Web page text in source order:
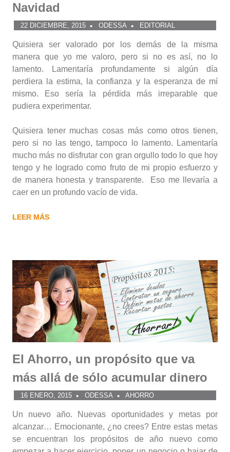
Navidad
22 DICIEMBRE, 2015 ODESSA EDITORIAL
Quisiera ser valorado por los demás de la misma
manera que yo me valoro, pero si no es así, no lo
lamento. Lamentaría profundamente si algún día
perdiera la estima, la confianza y la esperanza de mí
mismo. Eso sería la pérdida más irreparable que
pudiera experimentar.
Quisiera tener muchas cosas más como otros tienen,
pero si no las tengo, tampoco lo lamento. Lamentaría
mucho más no disfrutar con gran orgullo todo lo que hoy
tengo y he logrado como fruto de mi propio esfuerzo y
de manera honesta y transparente. Eso me llevaría a
caer en un profundo vacío de vida.
LEER MÁS
El Ahorro, un propósito que va
más allá de sólo acumular dinero
16 ENERO, 2015 ODESSA AHORRO
Un nuevo año. Nuevas oportunidades y metas por
alcanzar… Emocionante, ¿no crees? Entre estas metas
se encuentran los propósitos de año nuevo como